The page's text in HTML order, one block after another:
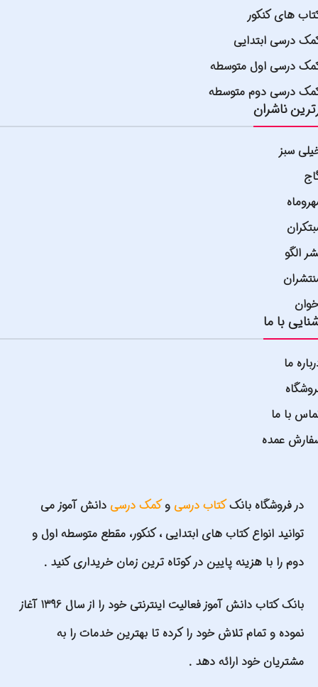
های کنکور
درسی ابتدایی
درسی اول متوسطه
درسی دوم متوسطه
ناشران
سبز
الگو
با ما
ما
با ما
عمده
در فروشگاه بانککتاب درسی وکمک درسی دانش آموز می
توانید انواع کتاب های ابتدایی ، کنکور، مقطع متوسطه اول و
دوم را با هزینه پایین در کوتاه ترین زمان خریداری کنید .
بانک کتاب دانش آموز فعالیت اینترنتی خود را از سال 1396 آغاز
نموده و تمام تلاش خود را کرده تا بهترین خدمات را به
مشتریان خود ارائه دهد .